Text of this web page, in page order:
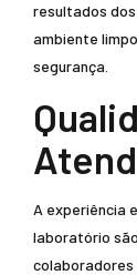
resultados dos
ambiente
segurança.
A experiência
laboratório